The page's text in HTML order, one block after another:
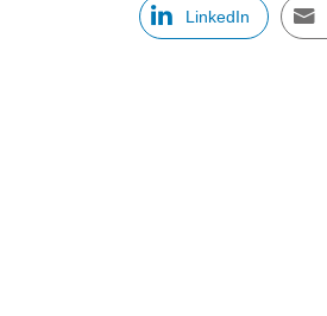
LinkedIn